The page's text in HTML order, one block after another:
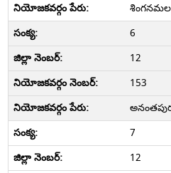
6
12
153
7
12